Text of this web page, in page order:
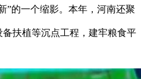
”的一个缩影。本年，河南还聚
扶植等沉点工程，建牢粮食平